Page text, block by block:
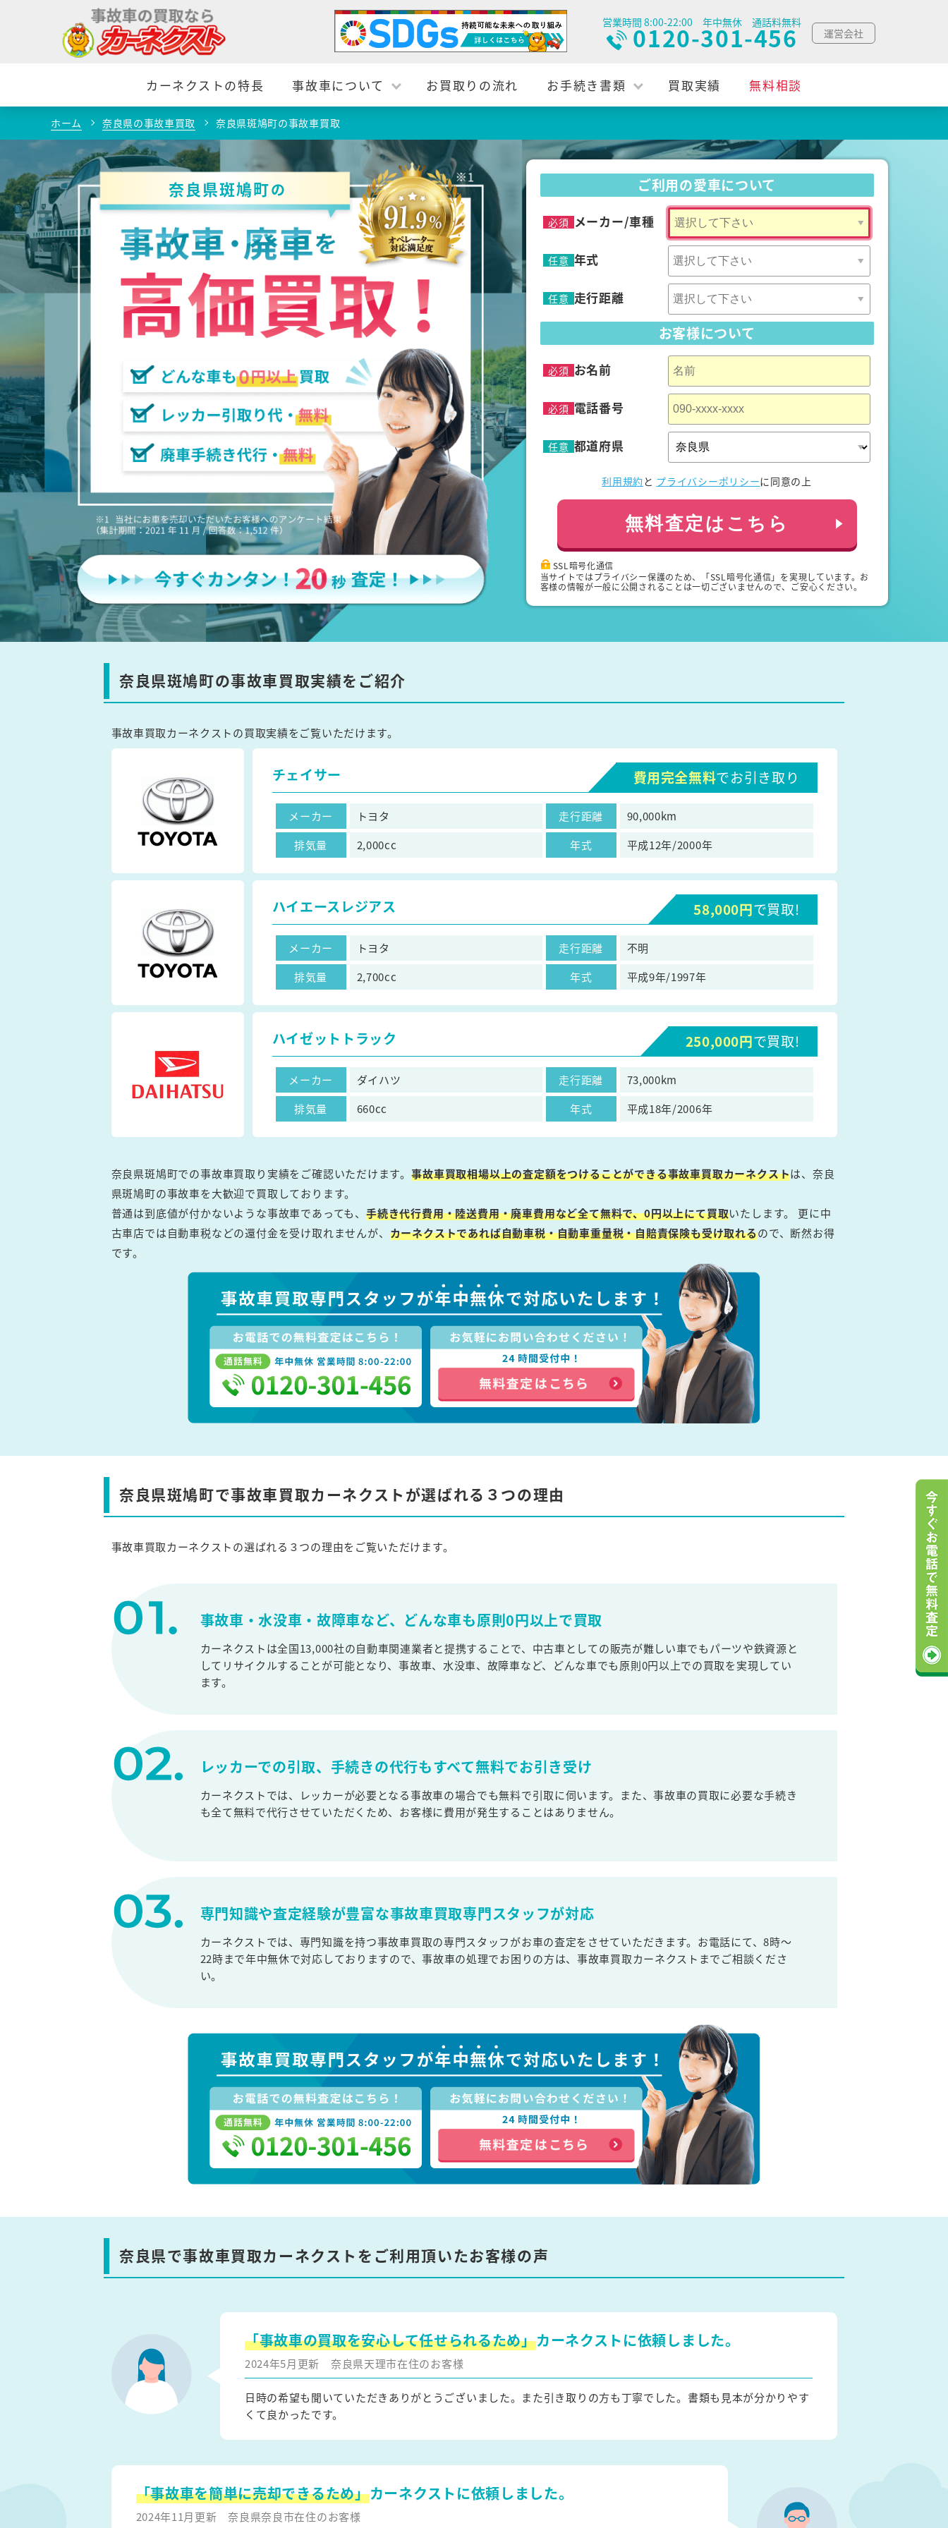
営業時間 8:00-22:00 年中無休 通話料無料
0120-301-456 運営会社
カーネクストの特長 事故車について お買取りの流れ お手続き書類 買取実績 無料相談
ホーム 奈良県の事故車買取 奈良県斑鳩町の事故車買取
奈良県斑鳩町の ご利用の愛車について
必須 メーカー/車種
任意 年式
任意 走行距離
お客様について
必須 お名前
必須 電話番号
任意 都道府県
利用規約 と プライバシーポリシーに同意の上
無料査定はこちら
SSL暗号化通信
当サイトではプライバシー保護のため、「SSL暗号化通信」を実現しています。お
客様の情報が一般に公開されることは一切ございませんので、ご安心ください。
奈良県斑鳩町の事故車買取実績をご紹介
事故車買取カーネクストの買取実績をご覧いただけます。
チェイサー 費用完全無料でお引き取り
メーカー トヨタ 走行距離
90,000km
排気量
2,000cc 年式 平成12年/2000年
ハイエースレジアス 58,000円で買取!
メーカー トヨタ 走行距離
不明
排気量
2,700cc 年式 平成9年/1997年
ハイゼットトラック 250,000円で買取!
メーカー ダイハツ 走行距離
73,000km
排気量
660cc 年式 平成18年/2006年
奈良県斑鳩町での事故車買取り実績をご確認いただけます。事故車買取相場以上の査定額をつけることができる事故車買取カーネクストは、奈良
県斑鳩町の事故車を大歓迎で買取しております。
普通は到底値が付かないような事故車であっても、 手続き代行費用・陸送費用・廃車費用など全て無料で、0円以上にて買取いたします。 更に中
古車店では自動車税などの還付金を受け取れませんが、 カーネクストであれば自動車税・自動車重量税・自賠責保険も受け取れるので、断然お得
です。
奈良県斑鳩町で事故車買取カーネクストが選ばれる３つの理由
事故車買取カーネクストの選ばれる３つの理由をご覧いただけます。
事故車・水没車・故障車など、どんな車も原則0円以上で買取
カーネクストは全国13,000社の自動車関連業者と提携することで、中古車としての販売が難しい車でもパーツや鉄資源と
してリサイクルすることが可能となり、事故車、水没車、故障車など、どんな車でも原則0円以上での買取を実現してい
ます。
レッカーでの引取、手続きの代行もすべて無料でお引き受け
カーネクストでは、レッカーが必要となる事故車の場合でも無料で引取に伺います。また、事故車の買取に必要な手続き
も全て無料で代行させていただくため、お客様に費用が発生することはありません。
専門知識や査定経験が豊富な事故車買取専門スタッフが対応
カーネクストでは、専門知識を持つ事故車買取の専門スタッフがお車の査定をさせていただきます。お電話にて、8時～
22時まで年中無休で対応しておりますので、事故車の処理でお困りの方は、事故車買取カーネクストまでご相談くださ
い。
奈良県で事故車買取カーネクストをご利用頂いたお客様の声
「事故車の買取を安心して任せられるため」カーネクストに依頼しました。
2024年5月更新 奈良県天理市在住のお客様
日時の希望も聞いていただきありがとうございました。また引き取りの方も丁寧でした。書類も見本が分かりやす
くて良かったです。
「事故車を簡単に売却できるため」カーネクストに依頼しました。
2024年11月更新奈良県奈良市在住のお客様